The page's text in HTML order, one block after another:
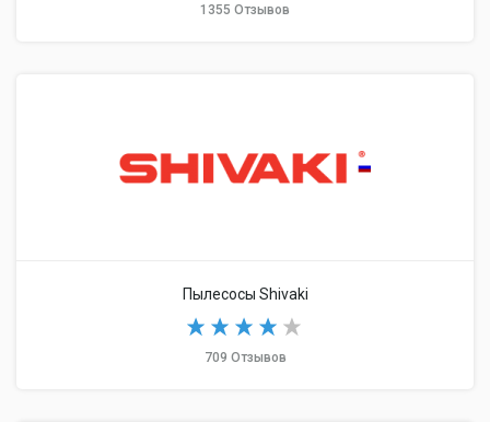
1355 Отзывов
Пылесосы Shivaki
709 Отзывов